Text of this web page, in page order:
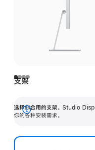
支架
选择你合用的支架。 Studio
你的各种安装需求。
展